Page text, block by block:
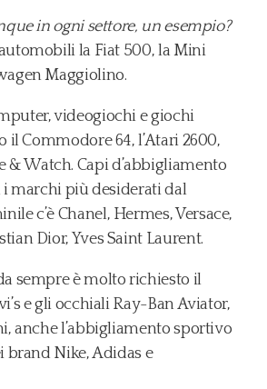
in ogni settore, un esempio?
la Fiat 500, la Mini
Maggiolino.
videogiochi e giochi
il Commodore 64, l’Atari 2600,
& Watch. Capi d’abbigliamento
i marchi più desiderati dal
c’è Chanel, Hermes, Versace,
Dior, Yves Saint Laurent.
sempre è molto richiesto il
e gli occhiali Ray-Ban Aviator,
anche l’abbigliamento sportivo
brand Nike, Adidas e